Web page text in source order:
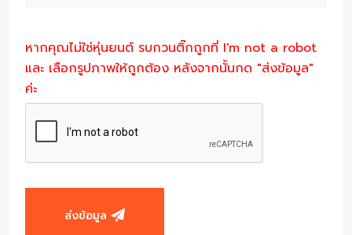
หากคุณไม่ใช่หุ่นยนต์ รบกวนติ๊กถูกที่ I'm not a robot
และ เลือกรูปภาพให้ถูกต้อง หลังจากนั้นกด "ส่งข้อมูล"
ค่ะ
ส่งข้อมูล